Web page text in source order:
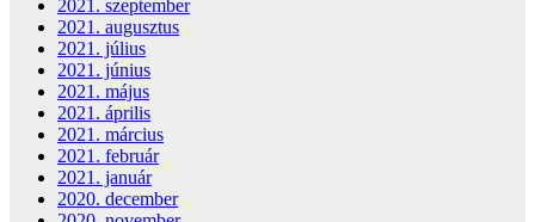
2021. szeptember
2021. augusztus
2021. július
2021. június
2021. május
2021. április
2021. március
2021. február
2021. január
2020. december